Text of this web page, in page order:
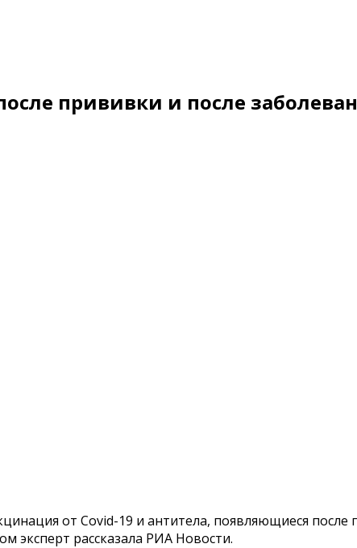
прививки и после
от Covid-19 и антитела, появляющиеся
эксперт рассказала РИА Новости.